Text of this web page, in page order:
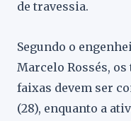
de travessia.
Segundo o
Marcelo Rossés,
faixas devem ser
(28), enquanto a